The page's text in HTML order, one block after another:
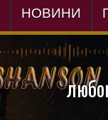
НОВИНИ